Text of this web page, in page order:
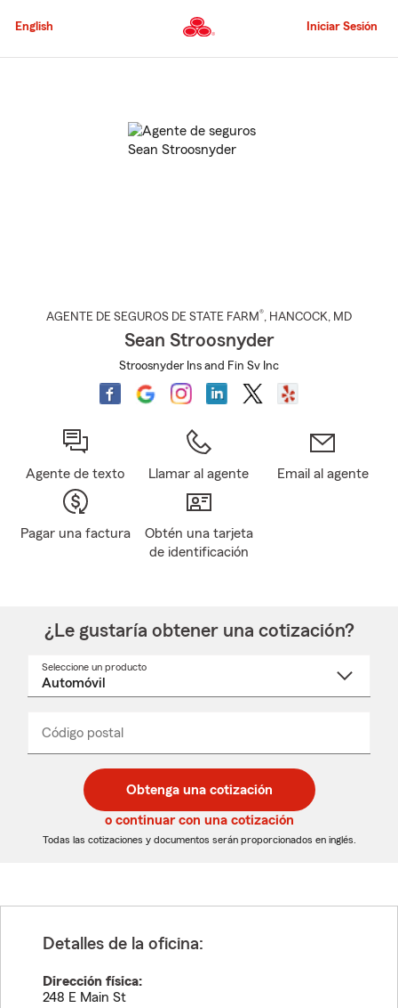
al
principal
English Iniciar Sesión
AGENTE DE SEGUROS DE STATE FARM®, HANCOCK, MD
Sean Stroosnyder
Stroosnyder Ins and Fin Sv Inc
Agente de texto Llamar al agente Email al agente
Pagar una factura
Obtén una tarjeta
de identificación
¿Le gustaría obtener una cotización?
Seleccione un producto
desplegable
Código postal
de
5
dígitos
de
5
dígitos
_____
Obtenga una cotización
o continuar con una cotización
Todas las cotizaciones y documentos serán proporcionados en inglés.
Detalles de la oficina:
Dirección física:
248 E Main St